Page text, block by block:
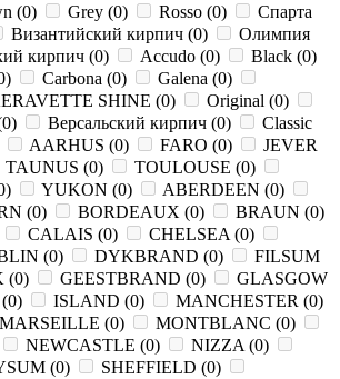
(0) Grey (0) Rosso (0)
Спарта
Византийский кирпич (0)
Олимпия
кирпич (0) Accudo (0) Black (0)
) Carbona (0) Galena (0)
SHINE (0) Original (0)
0) Версальский кирпич (0)
Classic
AARHUS (0) FARO (0)
JEVER
TAUNUS (0) TOULOUSE (0)
) YUKON (0) ABERDEEN (0)
(0) BORDEAUX (0) BRAUN (0)
CALAIS (0) CHELSEA (0)
(0) DYKBRAND (0)
FILSUM
(0) GEESTBRAND (0)
GLASGOW
(0) ISLAND (0) MANCHESTER (0)
MARSEILLE (0) MONTBLANC (0)
NEWCASTLE (0) NIZZA (0)
(0) SHEFFIELD (0)